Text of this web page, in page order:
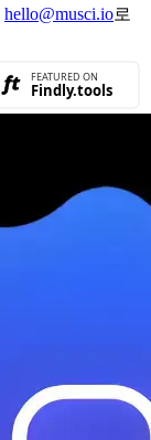
hello@musci.io로